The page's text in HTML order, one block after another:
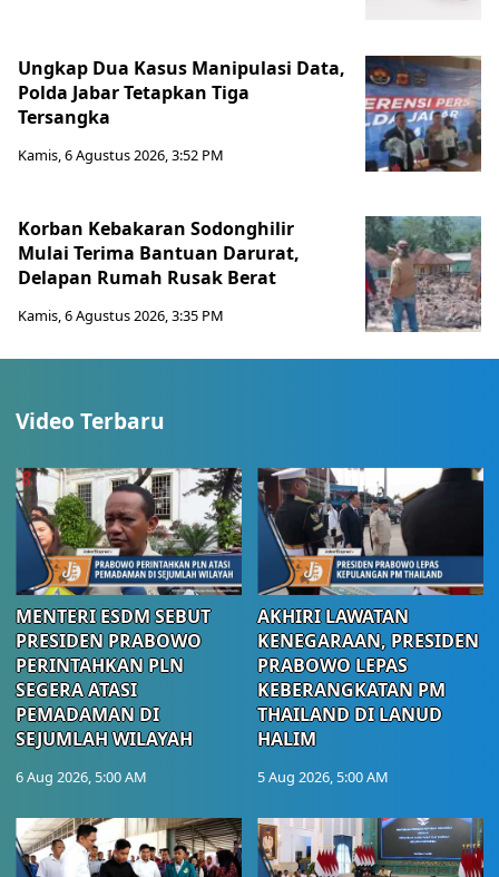
Ungkap Dua Kasus Manipulasi Data,
Polda Jabar Tetapkan Tiga
Tersangka
Kamis, 6 Agustus 2026, 3:52 PM
Korban Kebakaran Sodonghilir
Mulai Terima Bantuan Darurat,
Delapan Rumah Rusak Berat
Kamis, 6 Agustus 2026, 3:35 PM
Video Terbaru
MENTERI ESDM SEBUT
PRESIDEN PRABOWO
PERINTAHKAN PLN
SEGERA ATASI
PEMADAMAN DI
SEJUMLAH WILAYAH
6 Aug 2026, 5:00 AM
AKHIRI LAWATAN
KENEGARAAN, PRESIDEN
PRABOWO LEPAS
KEBERANGKATAN PM
THAILAND DI LANUD
HALIM
5 Aug 2026, 5:00 AM